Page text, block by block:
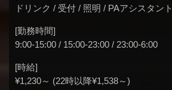
ドリンク / 受付 / 照明 / PAアシスタント
[勤務時間]
9:00-15:00 / 15:00-23:00 / 23:00-6:00
[時給]
¥1,230～ (22時以降¥1,538～)